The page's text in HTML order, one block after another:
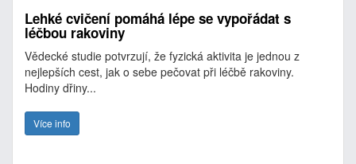
Lehké cvičení pomáhá lépe se vypořádat s
léčbou rakoviny
Vědecké studie potvrzují, že fyzická aktivita je jednou z
nejlepších cest, jak o sebe pečovat při léčbě rakoviny.
Hodiny dřiny...
Více info